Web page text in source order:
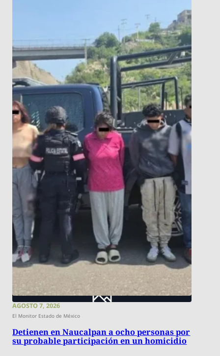
AGOSTO 7, 2026
El Monitor Estado de México
Detienen en Naucalpan a ocho personas por
su probable participación en un homicidio